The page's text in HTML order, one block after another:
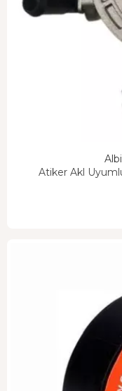
Atiker Akl